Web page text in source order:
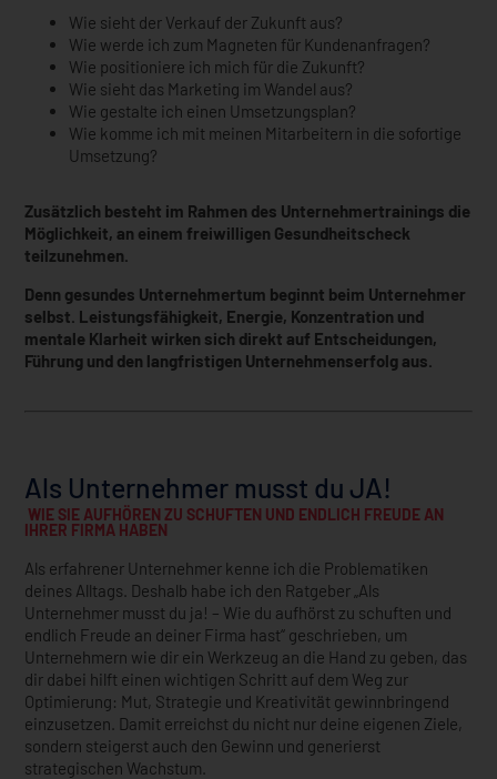
Wie sieht der Verkauf der Zukunft aus?
Wie werde ich zum Magneten für Kundenanfragen?
Wie positioniere ich mich für die Zukunft?
Wie sieht das Marketing im Wandel aus?
Wie gestalte ich einen Umsetzungsplan?
Wie komme ich mit meinen Mitarbeitern in die sofortige
Umsetzung?
Zusätzlich besteht im Rahmen des Unternehmertrainings die
Möglichkeit, an einem freiwilligen Gesundheitscheck
teilzunehmen.
Denn gesundes Unternehmertum beginnt beim Unternehmer
selbst. Leistungsfähigkeit, Energie, Konzentration und
mentale Klarheit wirken sich direkt auf Entscheidungen,
Führung und den langfristigen Unternehmenserfolg aus.
Als Unternehmer musst du JA!
WIE SIE AUFHÖREN ZU SCHUFTEN UND ENDLICH FREUDE AN
IHRER FIRMA HABEN
Als erfahrener Unternehmer kenne ich die Problematiken
deines Alltags. Deshalb habe ich den Ratgeber „Als
Unternehmer musst du ja! – Wie du aufhörst zu schuften und
endlich Freude an deiner Firma hast“ geschrieben, um
Unternehmern wie dir ein Werkzeug an die Hand zu geben, das
dir dabei hilft einen wichtigen Schritt auf dem Weg zur
Optimierung: Mut, Strategie und Kreativität gewinnbringend
einzusetzen. Damit erreichst du nicht nur deine eigenen Ziele,
sondern steigerst auch den Gewinn und generierst
strategischen Wachstum.